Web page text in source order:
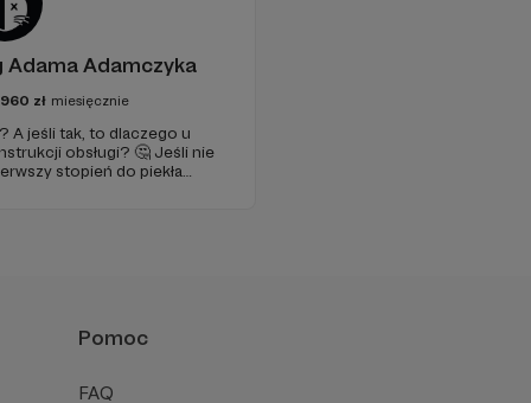
Adamczyka
zł miesięcznie
A jeśli tak, to dlaczego u
obsługi? 🤔 Jeśli nie
stopień do piekła
Pomoc
FAQ